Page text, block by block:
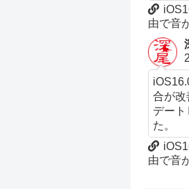
由で音
合が改
デート
た。
由で音